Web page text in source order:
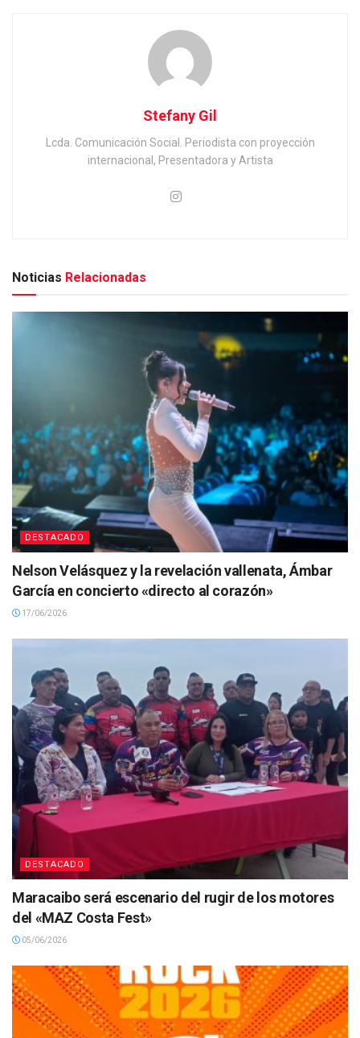
Stefany Gil
Lcda. Comunicación Social. Periodista con proyección
internacional, Presentadora y Artista
Noticias Relacionadas
DESTACADO
Nelson Velásquez y la revelación vallenata, Ámbar
García en concierto «directo al corazón»
17/06/2026
DESTACADO
Maracaibo será escenario del rugir de los motores
del «MAZ Costa Fest»
05/06/2026